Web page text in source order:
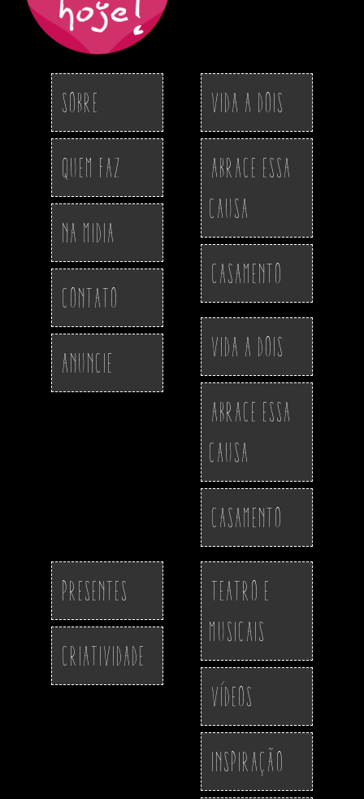
Sobre
Quem Faz
Na Midia
Contato
Anuncie
Vida a Dois
Abrace essa
Causa
Casamento
Vida a Dois
Abrace essa
Causa
Casamento
Presentes
Criatividade
Teatro e
Musicais
Vídeos
Inspiração